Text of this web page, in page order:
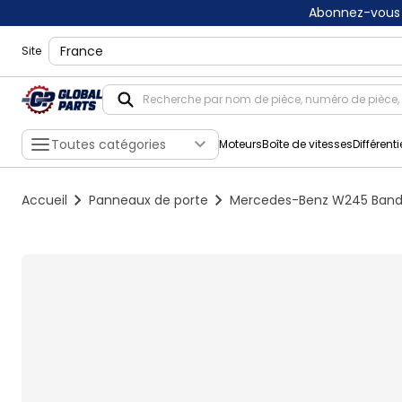
Abonnez-
Site shippingLocation
Toutes catégories MoteursBoîte de vitesses
Accueil Panneaux de porte Mercedes-Benz W245